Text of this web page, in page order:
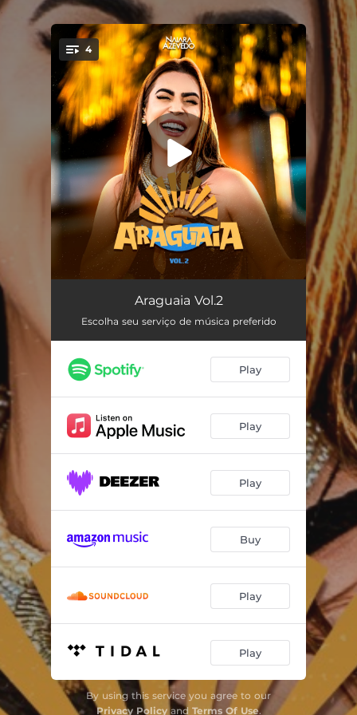
You're all set!
4
Sorriso Espontâneo (Ao Vivo)
Leilão / Flor / E Daí? (Ao Vivo) 03:59
Falando Sério / Você de Volta / Coisas Esotéricas / Bala de Prata (Ao Vivo) 04:24
Araguaia Vol.2
Escolha seu serviço de música preferido
Play
Play
Play
Buy
Play
Play
By using this service you agree to our
Privacy Policyand Terms Of Use.
.